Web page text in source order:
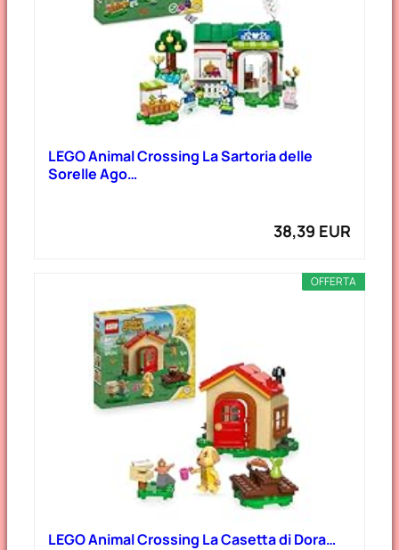
LEGO Animal Crossing La Sartoria delle
Sorelle Ago…
38,39 EUR
OFFERTA
LEGO Animal Crossing La Casetta di Dora…